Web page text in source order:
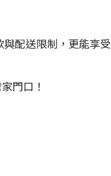
配送限制，更能享受
門口！